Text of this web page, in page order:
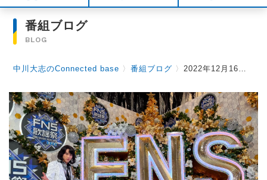
番組ブログ
BLOG
中川大志のConnected base 〉番組ブログ 〉2022年12月16日 Vol.90